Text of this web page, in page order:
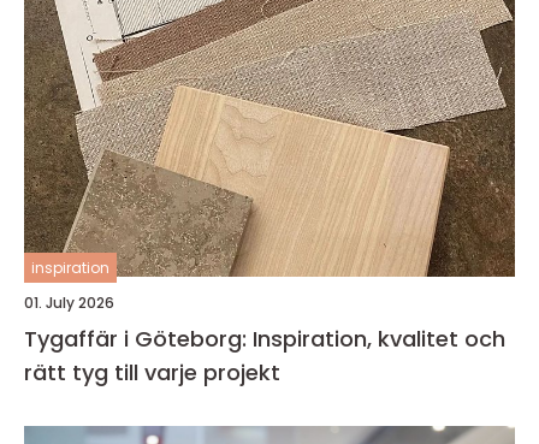
inspiration
01. July 2026
Tygaffär i Göteborg: Inspiration, kvalitet och
rätt tyg till varje projekt